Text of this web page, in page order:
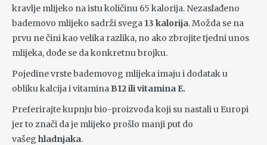
kravlje mlijeko na istu količinu 65 kalorija. Nezaslađeno
bademovo mlijeko sadrži svega 13 kalorija. Možda se na
prvu ne čini kao velika razlika, no ako zbrojite tjedni unos
mlijeka, dođe se da konkretnu brojku.
Pojedine vrste bademovog mlijeka imaju i dodatak u
obliku kalcija i vitamina B12 ili vitamina E.
Preferirajte kupnju bio-proizvoda koji su nastali u Europi
jer to znači da je mlijeko prošlo manji put do
vašeg hladnjaka.